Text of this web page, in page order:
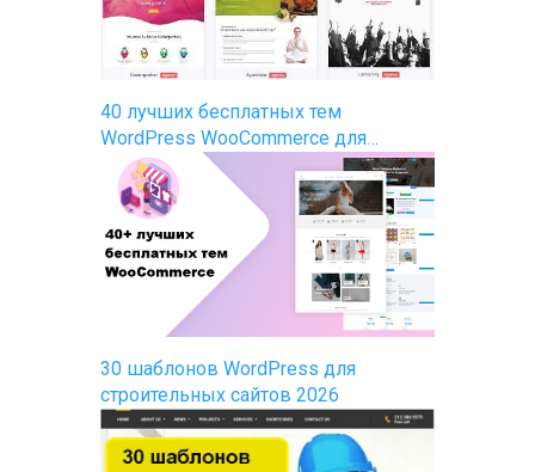
40 лучших бесплатных тем
WordPress WooCommerce для…
30 шаблонов WordPress для
строительных сайтов 2026